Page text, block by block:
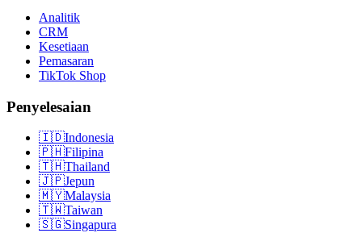
Analitik
CRM
Kesetiaan
Pemasaran
TikTok Shop
Penyelesaian
🇮🇩Indonesia
🇵🇭Filipina
🇹🇭Thailand
🇯🇵Jepun
🇲🇾Malaysia
🇹🇼Taiwan
🇸🇬Singapura